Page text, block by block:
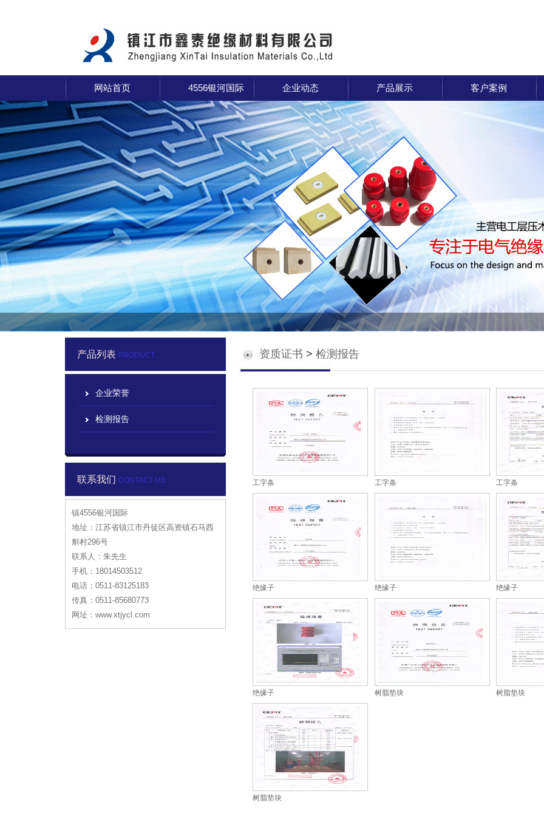
网站首页 4556银河国际 企业动态 产品展示 客户案例
产品列表 PRODUCT
企业荣誉
检测报告
联系我们 CONTACT US
镇4556银河国际
地址：江苏省镇江市丹徒区高资镇石马西
斛村296号
联系人：朱先生
手机：18014503512
电话：0511-83125183
传真：0511-85680773
网址：www.xtjycl.com
资质证书 > 检测报告
工字条 工字条 工字条
绝缘子 绝缘子 绝缘子
绝缘子 树脂垫块 树脂垫块
树脂垫块